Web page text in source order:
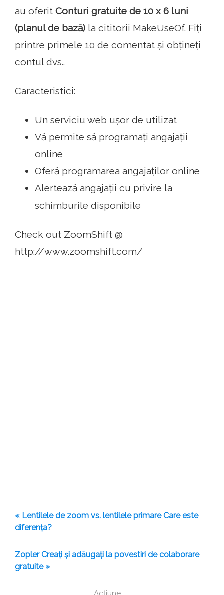
au oferit Conturi gratuite de 10 x 6 luni
(planul de bază) la cititorii MakeUseOf. Fiți
printre primele 10 de comentat și obțineți
contul dvs..
Caracteristici:
Un serviciu web ușor de utilizat
Vă permite să programați angajații
online
Oferă programarea angajaților online
Alertează angajații cu privire la
schimburile disponibile
Check out ZoomShift @
http://www.zoomshift.com/
« Lentilele de zoom vs. lentilele primare Care este
diferența?
Zopler Creați și adăugați la povestiri de colaborare
gratuite »